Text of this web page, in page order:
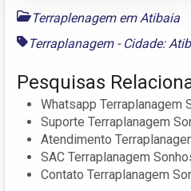
Terraplenagem em Atibaia
Terraplanagem - Cidade:
Pesquisas
Whatsapp Terraplanagem
Suporte Terraplanagem
Atendimento
SAC Terraplanagem
Contato Terraplanagem